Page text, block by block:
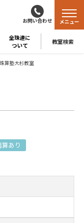
お問い合わせ
全珠連に
ついて
教室検索
メニュー
算塾大杉教室
あり